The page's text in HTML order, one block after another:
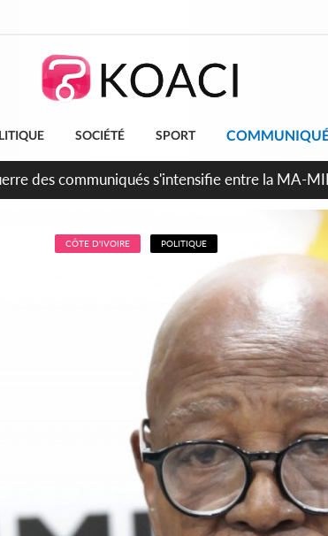
SOCIÉTÉ SPORT
2026, Thiam plaide pour un environnement
CÔTE D'IVOIRE POLITIQUE